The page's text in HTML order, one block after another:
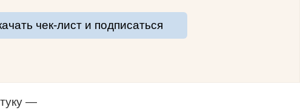
чек-лист и подписаться
—